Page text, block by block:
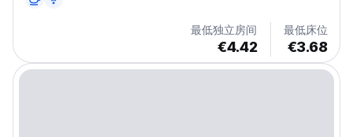
最低独立房间
€4.42
最低床位
€3.68